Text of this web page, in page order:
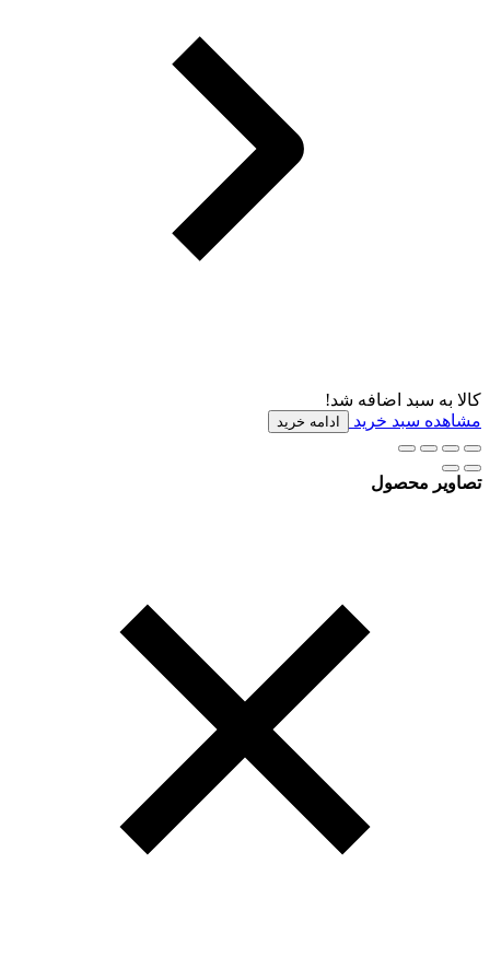
کالا به سبد اضافه شد!
مشاهده سبد خرید
ادامه خرید
تصاویر محصول